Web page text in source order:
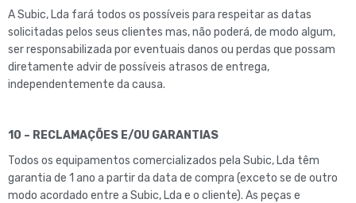
A Subic, Lda fará todos os possíveis para respeitar as datas
solicitadas pelos seus clientes mas, não poderá, de modo algum,
ser responsabilizada por eventuais danos ou perdas que possam
diretamente advir de possíveis atrasos de entrega,
independentemente da causa.
10 – RECLAMAÇÕES E/OU GARANTIAS
Todos os equipamentos comercializados pela Subic, Lda têm
garantia de 1 ano a partir da data de compra (exceto se de outro
modo acordado entre a Subic, Lda e o cliente). As peças e